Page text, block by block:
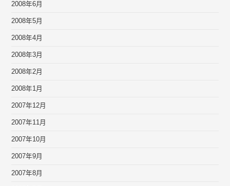
2008年6月
2008年5月
2008年4月
2008年3月
2008年2月
2008年1月
2007年12月
2007年11月
2007年10月
2007年9月
2007年8月